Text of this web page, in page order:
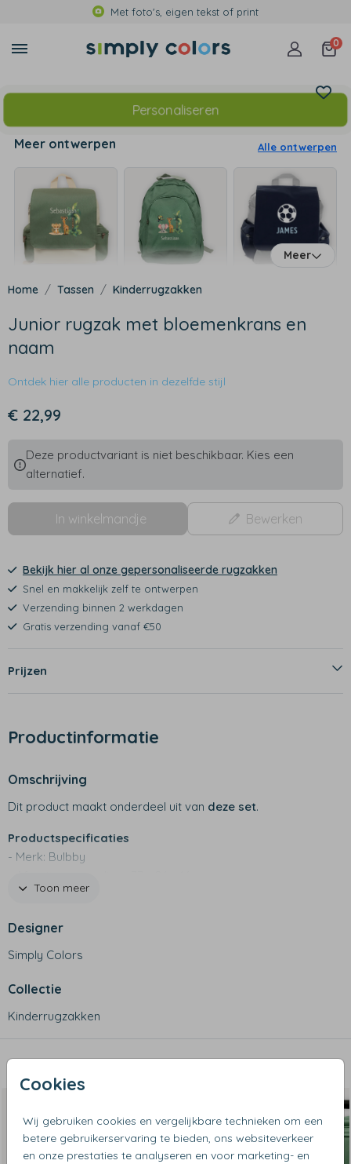
Met foto's, eigen tekst of print
0
Cookies
Wij gebruiken cookies en vergelijkbare technieken om een
betere gebruikerservaring te bieden, ons websiteverkeer
en onze prestaties te analyseren en voor marketing- en
Personaliseren
Meer ontwerpen Alle ontwerpen
Meer
Tassen Kinderrugzakken
Junior rugzak met bloemenkrans en
naam
Ontdek hier alle producten in dezelfde stijl
€ 22,99
Deze productvariant is niet beschikbaar. Kies een
alternatief.
In winkelmandje Bewerken
Bekijk hier al onze gepersonaliseerde rugzakken
Snel en makkelijk zelf te ontwerpen
Verzending binnen 2 werkdagen
Gratis verzending vanaf €50
Prijzen
Productinformatie
Omschrijving
Dit product maakt onderdeel uit van deze set.
Productspecificaties
- Merk: Bulbby
- Afmetingen large: 42 x 34 x 15 cm
- Waterafstotend
- Buitenvak met rits
- Stevige, verstelbare schouderbanden
- Niet geschikt voor de wasmachine
Toon meer
Designer
Simply Colors
Collectie
Kinderrugzakken